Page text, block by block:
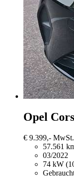
Opel
€ 9.399,-
57.561
03/2022
74 kW